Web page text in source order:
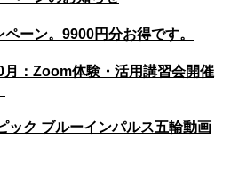
ーン。9900円分お得です。
月：Zoom体験・活用講習会開催
ック ブルーインパルス五輪動画